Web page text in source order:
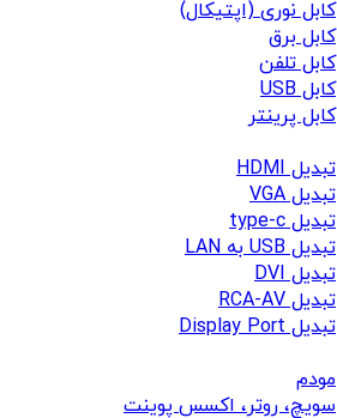
کابل نوری (اپتیکال)
کابل برق
کابل تلفن
کابل USB
کابل پرینتر
تبدیل HDMI
تبدیل VGA
تبدیل type-c
تبدیل USB به LAN
تبدیل DVI
تبدیل RCA-AV
تبدیل Display Port
مودم
سویچ، روتر، اکسس پوینت